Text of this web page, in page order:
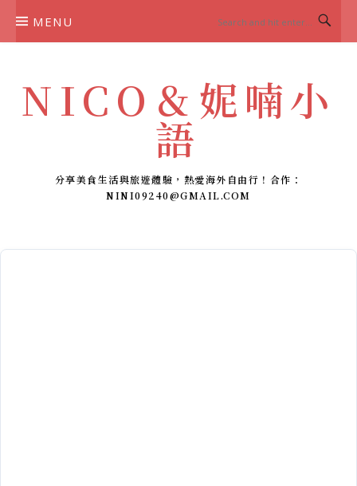
MENU
NICO＆妮喃小
語
分享美食生活與旅遊體驗，熱愛海外自由行！合作：
NINI09240@GMAIL.COM